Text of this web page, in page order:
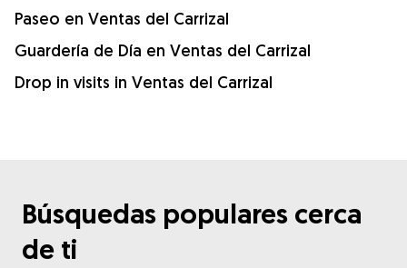
Paseo en Ventas del Carrizal
Guardería de Día en Ventas del Carrizal
Drop in visits in Ventas del Carrizal
Búsquedas populares cerca
de ti